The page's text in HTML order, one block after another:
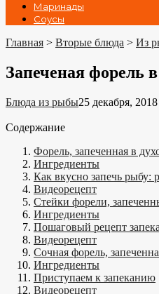
Маринады
Соусы
Главная > Вторые блюда > Из
Запеченая форель в
Блюда из рыбы25 декабря, 2018
Содержание
Форель, запеченная в
Ингредиенты
Как вкусно запечь рыбу:
Видеорецепт
Стейки форели,
Ингредиенты
Пошаговый рецепт
Видеорецепт
Сочная форель,
Ингредиенты
Приступаем к запеканию
Видеорецепт